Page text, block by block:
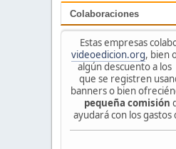
Colaboraciones
Estas empresas
videoedicion.org, bien
algún descuento a
que se registren
banners o bien
pequeña comisión
ayudará con los gastos